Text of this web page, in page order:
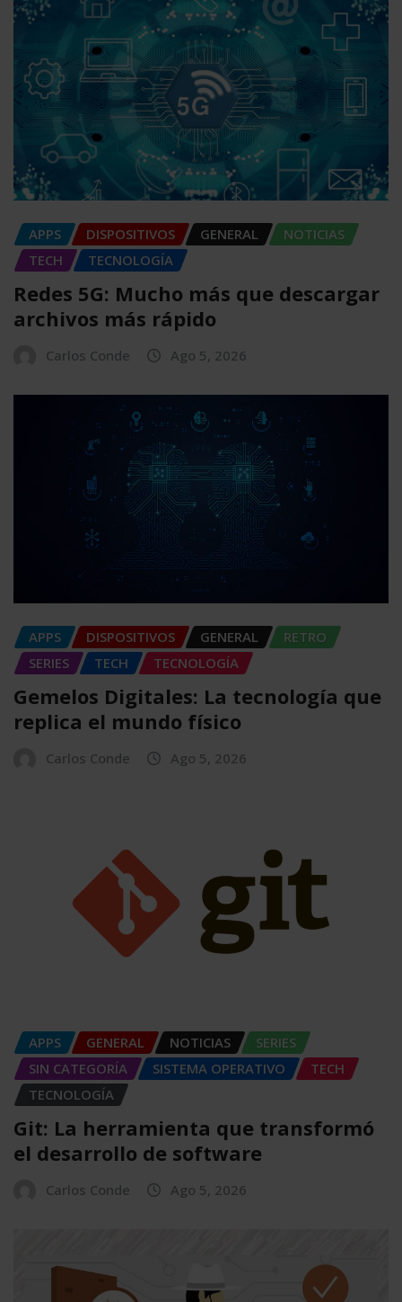
APPS DISPOSITIVOS GENERAL
NOTICIAS
TECH
TECNOLOGÍA
Redes 5G: Mucho más que descargar
archivos más rápido
Carlos Conde Ago 5, 2026
APPS DISPOSITIVOS GENERAL
RETRO
SERIES
TECH TECNOLOGÍA
Gemelos Digitales: La tecnología que
replica el mundo físico
Carlos Conde Ago 5, 2026
APPS GENERAL NOTICIAS
SERIES
SIN CATEGORÍA
SISTEMA OPERATIVO
TECH
TECNOLOGÍA
Git: La herramienta que transformó
el desarrollo de software
Carlos Conde Ago 5, 2026